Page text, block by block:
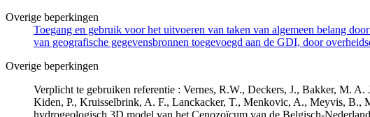
Overige beperkingen
Toegang en gebruik voor het uitvoeren van taken van algemeen belang
van geografische gegevensbronnen toegevoegd aan de GDI, door
Overige beperkingen
Verplicht te gebruiken referentie : Vernes, R.W., Deckers, J., Bakker, M.
Kiden, P., Kruisselbrink, A. F., Lanckacker, T., Menkovic, A., Meyvis, B.,
hydrogeologisch 3D model van het Cenozoïcum van de Belgisch-